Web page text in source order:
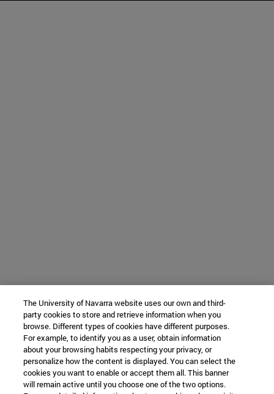
The University of Navarra website uses our own and third-
party cookies to store and retrieve information when you
browse. Different types of cookies have different purposes.
For example, to identify you as a user, obtain information
about your browsing habits respecting your privacy, or
personalize how the content is displayed. You can select the
cookies you want to enable or accept them all. This banner
will remain active until you choose one of the two options.